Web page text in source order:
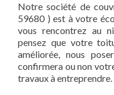
Notre société de
59680 ) est à votre
vous rencontrez au
pensez que votre
améliorée, nous
confirmera ou non
travaux à entreprendre.